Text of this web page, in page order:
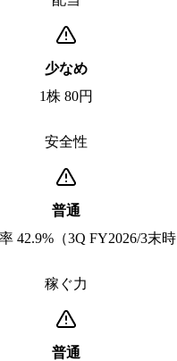
少なめ
1株 80円
安全性
普通
42.9%（3Q FY2026/3末
稼ぐ力
普通